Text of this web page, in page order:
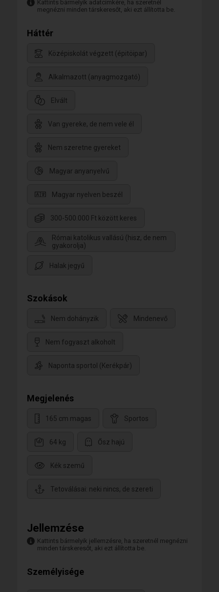
Kattints bármelyik adatcímkére, ha szeretnél
megnézni minden társkeresőt, aki ezt állította be.
Háttér
Középiskolát végzett (épitöipar)
Alkalmazott (anyagmozgató)
Elvált
Van gyereke, de nem vele él
Nem szeretne gyereket
Magyar anyanyelvű
Magyar nyelven beszél
300-500.000 Ft között keres
Római katolikus vallású (hisz, de nem
gyakorolja)
Halak jegyű
Szokások
Nem dohányzik Mindenevő
Nem fogyaszt alkoholt
Naponta sportol (Kerékpár)
Megjelenés
165 cm magas Sportos
64 kg Ősz hajú
Kék szemű
Tetoválásai: neki nincs, de szereti
Jellemzése
Kattints bármelyik jellemzésre, ha szeretnél megnézni
minden társkeresőt, aki ezt állította be.
Személyisége